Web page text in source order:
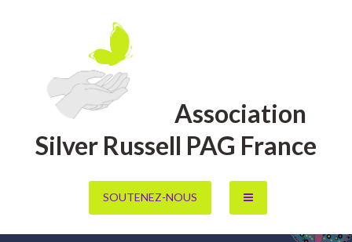
Association
Silver Russell PAG France
SOUTENEZ-NOUS